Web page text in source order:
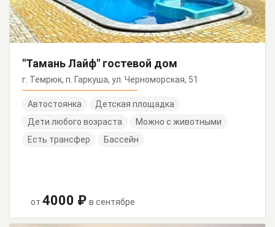
"Тамань Лайф" гостевой дом
г. Темрюк, п. Гаркуша, ул. Черноморская, 51
Автостоянка
Детская площадка
Дети любого возраста
Можно с животными
Есть трансфер
Бассейн
от 4000 ₽ в сентябре